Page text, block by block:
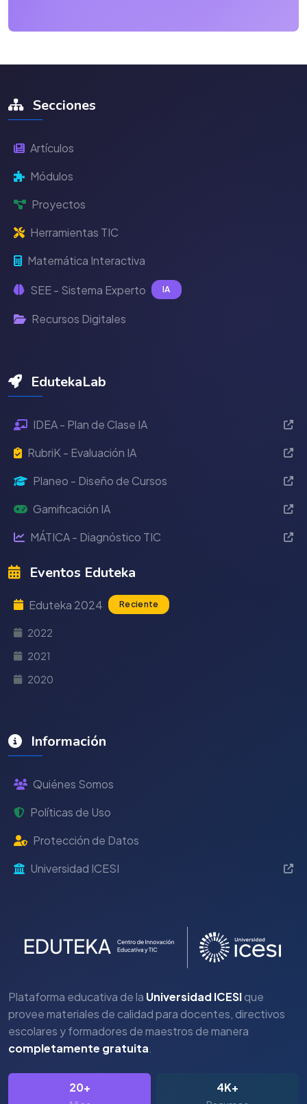
Secciones
Artículos
Módulos
Proyectos
Herramientas TIC
Matemática Interactiva
SEE - Sistema Experto IA
Recursos Digitales
EdutekaLab
IDEA - Plan de Clase IA
RubriK - Evaluación IA
Planeo - Diseño de Cursos
Gamificación IA
MÁTICA - Diagnóstico TIC
Eventos Eduteka
Eduteka 2024 Reciente
2022
2021
2020
Información
Quiénes Somos
Políticas de Uso
Protección de Datos
Universidad ICESI
Plataforma educativa de la Universidad ICESIque
provee materiales de calidad para docentes, directivos
escolares y formadores de maestros de manera
completamente gratuita.
20+ 4K+